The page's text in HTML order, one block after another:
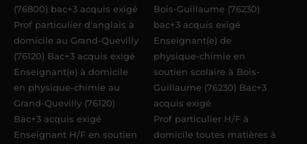
(76800) bac+3 acquis exigé
Prof particulier d'anglais à
domicile au Grand-Quevilly
(76120) Bac+3 acquis exigé
Enseignant(e) à domicile
en physique-chimie au
Grand-Quevilly (76120)
Bac+3 acquis exigé
Enseignant H/F en soutien
Bois-Guillaume (76230)
bac+3 acquis exigé
Enseignant(e) de
physique-chimie en
soutien scolaire à Bois-
Guillaume (76230) Bac+3
acquis exigé
Prof particulier H/F à
domicile toutes matières à